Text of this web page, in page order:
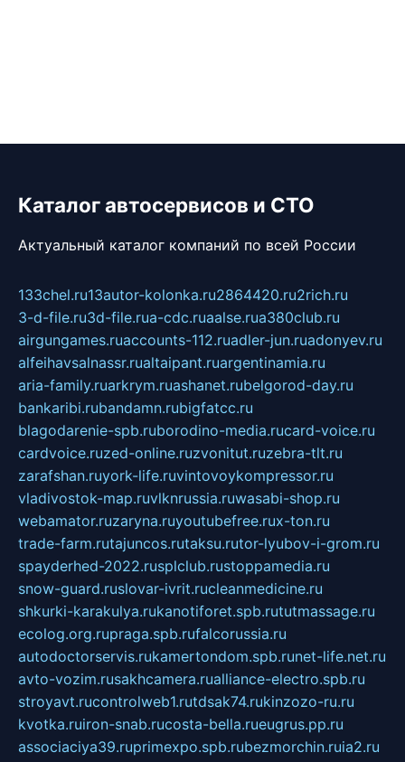
Каталог автосервисов и СТО
Актуальный каталог компаний по всей России
133chel.ru13autor-kolonka.ru2864420.ru2rich.ru
3-d-file.ru3d-file.rua-cdc.ruaalse.rua380club.ru
airgungames.ruaccounts-112.ruadler-jun.ruadonyev.ru
alfeihavsalnassr.rualtaipant.ruargentinamia.ru
aria-family.ruarkrym.ruashanet.rubelgorod-day.ru
bankaribi.rubandamn.rubigfatcc.ru
blagodarenie-spb.ruborodino-media.rucard-voice.ru
cardvoice.ruzed-online.ruzvonitut.ruzebra-tlt.ru
zarafshan.ruyork-life.ruvintovoykompressor.ru
vladivostok-map.ruvlknrussia.ruwasabi-shop.ru
webamator.ruzaryna.ruyoutubefree.rux-ton.ru
trade-farm.rutajuncos.rutaksu.rutor-lyubov-i-grom.ru
spayderhed-2022.rusplclub.rustoppamedia.ru
snow-guard.ruslovar-ivrit.rucleanmedicine.ru
shkurki-karakulya.rukanotiforet.spb.rututmassage.ru
ecolog.org.rupraga.spb.rufalcorussia.ru
autodoctorservis.rukamertondom.spb.runet-life.net.ru
avto-vozim.rusakhcamera.rualliance-electro.spb.ru
stroyavt.rucontrolweb1.rutdsak74.rukinzozo-ru.ru
kvotka.ruiron-snab.rucosta-bella.rueugrus.pp.ru
associaciya39.ruprimexpo.spb.rubezmorchin.ruia2.ru